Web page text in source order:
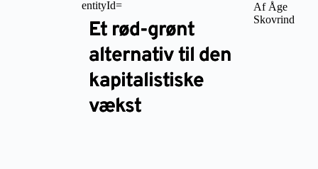
Et rød-grønt
alternativ til den
kapitalistiske
vækst
Af Åge
Skovrind